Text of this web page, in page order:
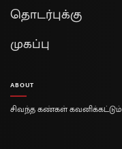
தொடர்புக்கு
முகப்பு
ABOUT
சிவந்த கண்கள் கவனிக்கட்டும்